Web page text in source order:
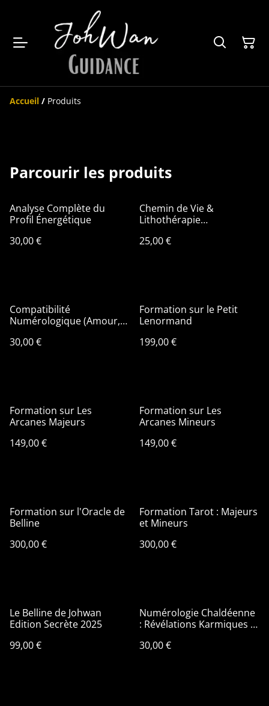
Accueil / Produits
Parcourir les produits
Analyse Complète du
Profil Énergétique
30,00 €
Chemin de Vie &
Lithothérapie
25,00 €
Compatibilité
Numérologique (Amour,
30,00 €
Formation sur le Petit
Lenormand
199,00 €
Formation sur Les
Arcanes Majeurs
149,00 €
Formation sur Les
Arcanes Mineurs
149,00 €
Formation sur l'Oracle de
Belline
300,00 €
Formation Tarot : Majeurs
et Mineurs
300,00 €
Le Belline de Johwan
Edition Secrète 2025
99,00 €
Numérologie Chaldéenne
: Révélations Karmiques et
30,00 €